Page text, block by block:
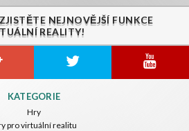
NEJNOVĚJŠÍ FUNKCE
REALITY!
KATEGORIE
Hry
pro virtuální realitu